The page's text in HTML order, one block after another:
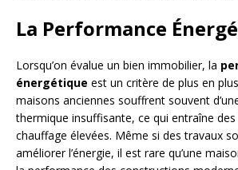
La Performance
Lorsqu’on évalue un bien immobilier, la
énergétique est un critère de plus en
maisons anciennes souffrent souvent
thermique insuffisante, ce qui entraîne
chauffage élevées. Même si des travaux
améliorer l’énergie, il est rare qu’une